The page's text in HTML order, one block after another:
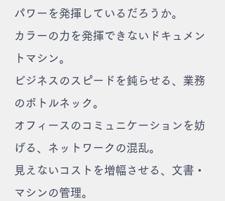
パワーを発揮しているだろうか。
カラーの力を発揮できないドキュメン
トマシン。
ビジネスのスピードを鈍らせる、業務
のボトルネック。
オフィースのコミュニケーションを妨
げる、ネットワークの混乱。
見えないコストを増幅させる、文書・
マシンの管理。